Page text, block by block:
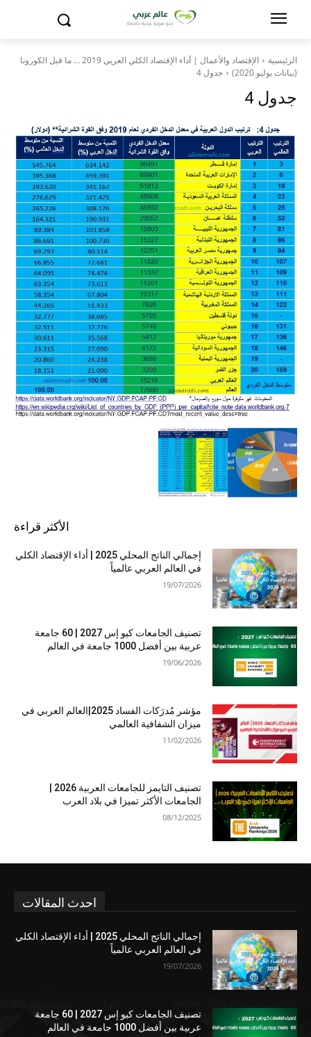
الرئيسية
الإقتصاد والأعمال | أداء الإقتصاد الكلي العربي 2019 … ما قبل الكورونا
(بيانات يوليو 2020)
جدول 4
جدول 4
الأكثر قراءة
إجمالي الناتج المحلي 2025 | أداء الإقتصاد الكلي
في العالم العربي عالمياً
19/07/2026
تصنيف الجامعات كيو إس 2027 | 60 جامعة
عربية بين أفضل 1000 جامعة في العالم
19/06/2026
مؤشر مُدرَكات الفساد 2025|العالم العربي في
ميزان الشفافية العالمي
11/02/2026
الجامعات الأكثر تميزا في بلاد العرب
08/12/2025
احدث المقالات
إجمالي الناتج المحلي 2025 | أداء الإقتصاد الكلي
في العالم العربي عالمياً
19/07/2026
تصنيف الجامعات كيو إس 2027 | 60 جامعة
عربية بين أفضل 1000 جامعة في العالم